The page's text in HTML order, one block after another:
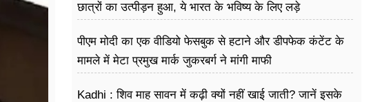
छात्रों का उत्पीड़न हुआ, ये भारत के भविष्य के लिए लड़े
पीएम मोदी का एक वीडियो फेसबुक से हटाने और डीपफेक कंटेंट के
मामले में मेटा प्रमुख मार्क जुकरबर्ग ने मांगी माफी
Kadhi : शिव माह सावन में कढ़ी क्यों नहीं खाई जाती? जानें इसके